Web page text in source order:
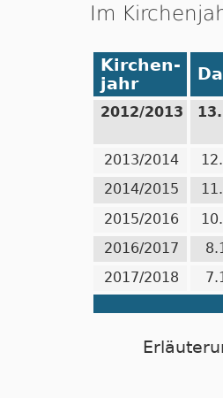
Im
Kirchen-
jahr
2012/2013
2013/2014
2014/2015
2015/2016
2016/2017
2017/2018